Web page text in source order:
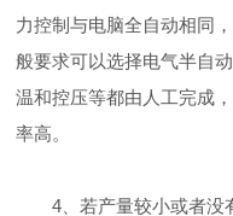
力控制与电脑全自动相同
般要求可以选择电气半自
温和控压等都由人工完成
率高。
4、若产量较小或者没